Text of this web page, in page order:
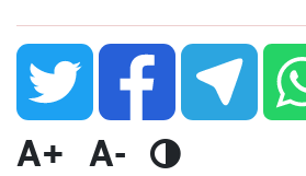
A+ A-